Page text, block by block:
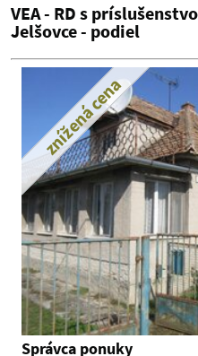
VEA - RD s
Jelšovce - podiel
znížená cena
Správca ponuky